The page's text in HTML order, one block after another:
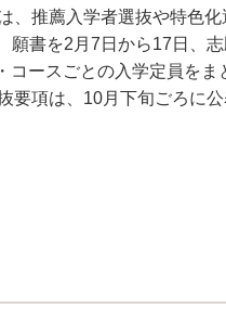
推薦入学者選抜や特色
書を2月7日から17日、
ースごとの入学定員を
要項は、10月下旬ごろに公